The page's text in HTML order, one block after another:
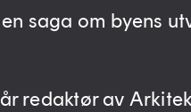
saga om byens
redaktør av